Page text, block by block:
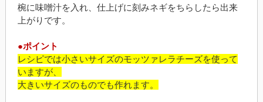
椀に味噌汁を入れ、仕上げに刻みネギをちらしたら出来
上がりです。
●ポイント
レシピでは小さいサイズのモッツァレラチーズを使って
いますが、
大きいサイズのものでも作れます。